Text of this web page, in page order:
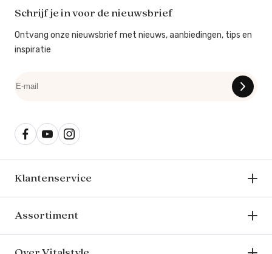
Schrijf je in voor de nieuwsbrief
Ontvang onze nieuwsbrief met nieuws, aanbiedingen, tips en
inspiratie
Klantenservice
Assortiment